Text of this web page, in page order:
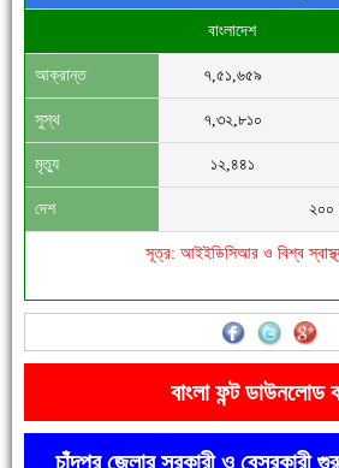
সিগমা ওয়েল ইন্ডাস্ট্রির মেকানিক ও গ্রাহক সভা
'বাংলা সাহিত্যানুরাগীরা তাঁর অবদানকে চিরকাল স্মরণ
বাংলাদেশ
আক্রান্ত ৭,৫১,৬৫৯
সুস্থ ৭,৩২,৮১০
মৃত্যু ১২,৪৪১
দেশ ২০০
সূত্র: আইইডিসিআর ও বিশ্ব
বাংলা ফন্ট ডাউনলোড
চাঁদপুর জেলার সরকারী ও বেসরকারী